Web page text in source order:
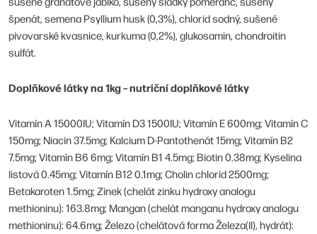
špenát, semena Psyllium husk (0,3%), chlorid sodný, sušené
pivovarské kvasnice, kurkuma (0,2%), glukosamin, chondroitin
sulfát.
Doplňkové látky na 1kg – nutriční doplňkové látky
Vitamín A 15000IU; Vitamín D3 1500IU; Vitamín E 600mg; Vitamín C
150mg; Niacin 37.5mg; Kalcium D-Pantothenát 15mg; Vitamín B2
7.5mg; Vitamín B6 6mg; Vitamín B1 4.5mg; Biotin 0.38mg; Kyselina
listová 0.45mg; Vitamín B12 0.1mg; Cholin chlorid 2500mg;
Betakaroten 1.5mg; Zinek (chelát zinku hydroxy analogu
methioninu): 163.8mg; Mangan (chelát manganu hydroxy analogu
methioninu): 64.6mg; Železo (chelátová forma Železa(II), hydrát):